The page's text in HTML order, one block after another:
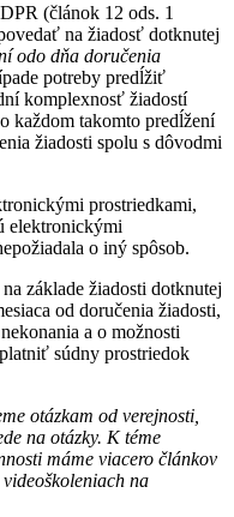
(článok 12 ods. 1
na žiadosť dotknutej
odo dňa doručenia
potreby predĺžiť
komplexnosť žiadostí
každom takomto predĺžení
žiadosti spolu s dôvodmi
prostriedkami,
elektronickými
o iný spôsob.
základe žiadosti dotknutej
od doručenia žiadosti,
a o možnosti
súdny prostriedok
otázkam od verejnosti,
na otázky. K téme
máme viacero článkov
na